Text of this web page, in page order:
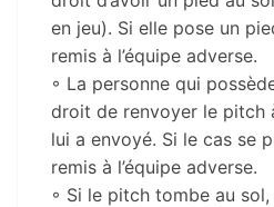
en jeu). Si elle pose un
remis à l’équipe adverse.
◦ La personne qui
droit de renvoyer le pitch
lui a envoyé. Si le cas se
remis à l’équipe adverse.
◦ Si le pitch tombe au